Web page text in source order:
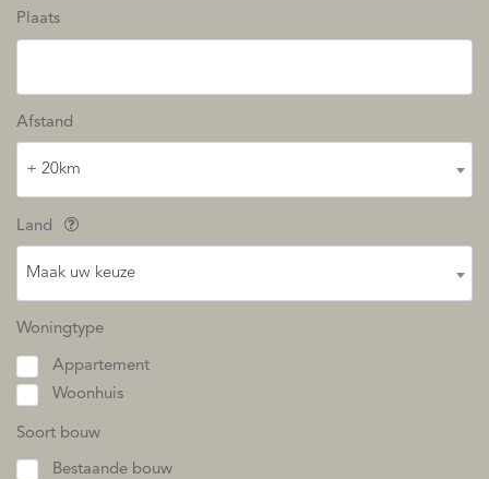
Plaats
Afstand
+ 20km
Land
Maak uw keuze
Woningtype
Appartement
Woonhuis
Soort bouw
Bestaande bouw